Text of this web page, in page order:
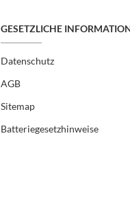
GESETZLICHE
Datenschutz
AGB
Sitemap
Batteriegesetzhinweise